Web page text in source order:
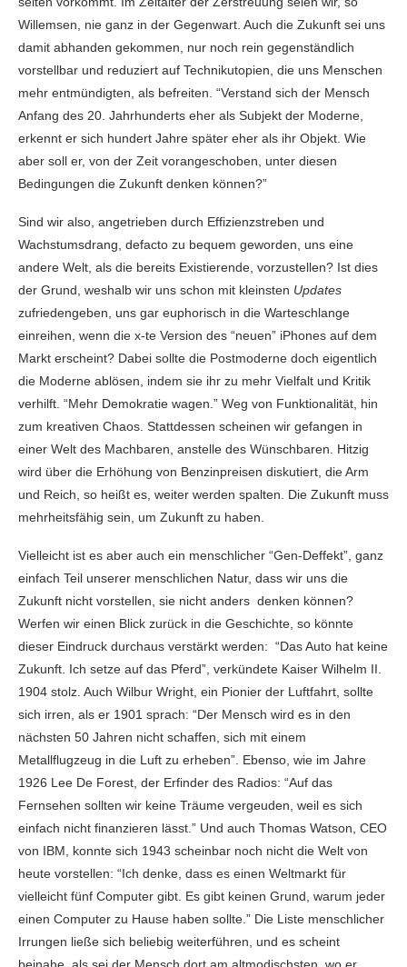
Willemsen, nie ganz in der Gegenwart. Auch die Zukunft sei uns
damit abhanden gekommen, nur noch rein gegenständlich
vorstellbar und reduziert auf Technikutopien, die uns Menschen
mehr entmündigten, als befreiten. “Verstand sich der Mensch
Anfang des 20. Jahrhunderts eher als Subjekt der Moderne,
erkennt er sich hundert Jahre später eher als ihr Objekt. Wie
aber soll er, von der Zeit vorangeschoben, unter diesen
Bedingungen die Zukunft denken können?”
Sind wir also, angetrieben durch Effizienzstreben und
Wachstumsdrang, defacto zu bequem geworden, uns eine
andere Welt, als die bereits Existierende, vorzustellen? Ist dies
der Grund, weshalb wir uns schon mit kleinsten Updates
zufriedengeben, uns gar euphorisch in die Warteschlange
einreihen, wenn die x-te Version des “neuen” iPhones auf dem
Markt erscheint? Dabei sollte die Postmoderne doch eigentlich
die Moderne ablösen, indem sie ihr zu mehr Vielfalt und Kritik
verhilft. “Mehr Demokratie wagen.” Weg von Funktionalität, hin
zum kreativen Chaos. Stattdessen scheinen wir gefangen in
einer Welt des Machbaren, anstelle des Wünschbaren. Hitzig
wird über die Erhöhung von Benzinpreisen diskutiert, die Arm
und Reich, so heißt es, weiter werden spalten. Die Zukunft muss
mehrheitsfähig sein, um Zukunft zu haben.
Vielleicht ist es aber auch ein menschlicher “Gen-Deffekt”, ganz
einfach Teil unserer menschlichen Natur, dass wir uns die
Zukunft nicht vorstellen, sie nicht anders denken können?
Werfen wir einen Blick zurück in die Geschichte, so könnte
dieser Eindruck durchaus verstärkt werden: “Das Auto hat keine
Zukunft. Ich setze auf das Pferd”, verkündete Kaiser Wilhelm II.
1904 stolz. Auch Wilbur Wright, ein Pionier der Luftfahrt, sollte
sich irren, als er 1901 sprach: “Der Mensch wird es in den
nächsten 50 Jahren nicht schaffen, sich mit einem
Metallflugzeug in die Luft zu erheben”. Ebenso, wie im Jahre
1926 Lee De Forest, der Erfinder des Radios: “Auf das
Fernsehen sollten wir keine Träume vergeuden, weil es sich
einfach nicht finanzieren lässt.” Und auch Thomas Watson, CEO
von IBM, konnte sich 1943 scheinbar noch nicht die Welt von
heute vorstellen: “Ich denke, dass es einen Weltmarkt für
vielleicht fünf Computer gibt. Es gibt keinen Grund, warum jeder
einen Computer zu Hause haben sollte.” Die Liste menschlicher
Irrungen ließe sich beliebig weiterführen, und es scheint